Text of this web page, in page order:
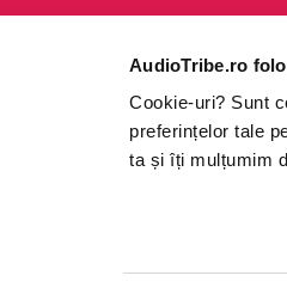
AudioTribe.ro
Cookie-uri? Sunt
preferințelor tale
ta și îți mulțumim